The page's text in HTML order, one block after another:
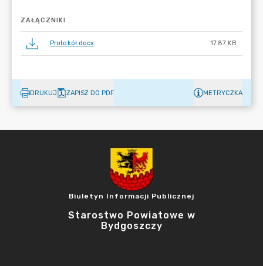
ZAŁĄCZNIKI
Protokół.docx 17.87 KB
DRUKUJ ZAPISZ DO PDF METRYCZKA
Biuletyn Informacji Publicznej
Starostwo Powiatowe w
Bydgoszczy